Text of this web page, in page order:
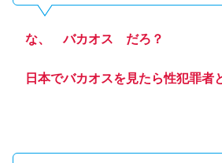
な、 バカオス だろ？
日本でバカオスを見たら性犯罪者